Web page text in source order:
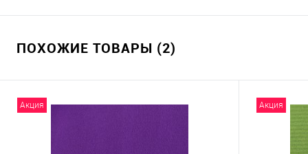
ПОХОЖИЕ ТОВАРЫ (2)
Акция Акция